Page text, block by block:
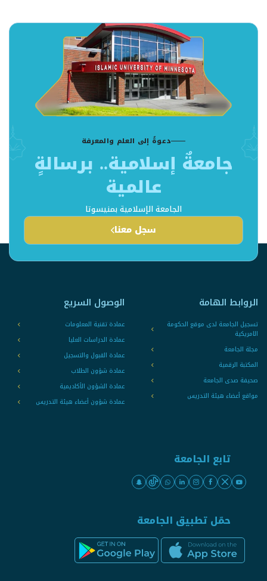
دعوةٌ إلى العلم والمعرفة
جامعةٌ إسلامية.. برسالةٍ
عالمية
الجامعة الإسلامية بمنيسوتا
سجل معنا
الروابط الهامة
تسجيل الجامعة لدى موقع الحكومة
الامريكية
مجلة الجامعة
المكتبة الرقمية
صحيفة صدى الجامعة
مواقع أعضاء هيئة التدريس
الوصول السريع
عمادة تقنية المعلومات
عمادة الدراسات العليا
عمادة القبول والتسجيل
عمادة شؤون الطلاب
عمادة الشؤون الأكاديمية
عمادة شؤون أعضاء هيئة التدريس
تابع الجامعة
حمّل تطبيق الجامعة